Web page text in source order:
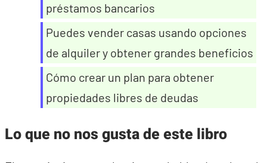
préstamos bancarios
Puedes vender casas usando opciones
de alquiler y obtener grandes beneficios
Cómo crear un plan para obtener
propiedades libres de deudas
Lo que no nos gusta de este libro